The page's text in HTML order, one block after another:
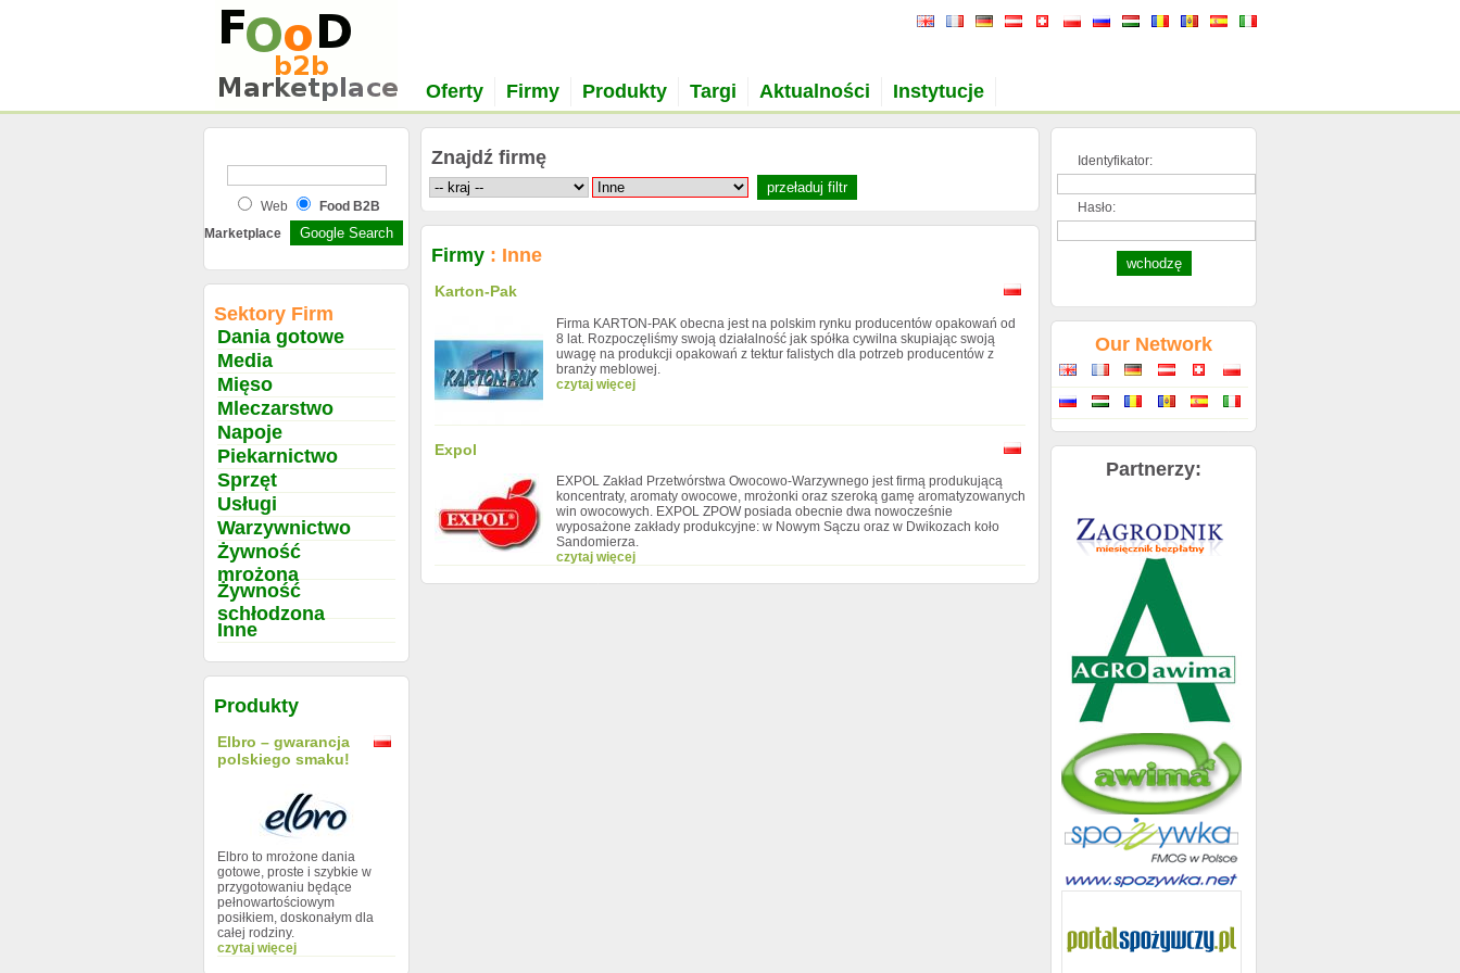
Oferty Firmy Produkty Targi Aktualności Instytucje
Identyfikator:
Hasło:
Our Network
Partnerzy:
Web
Food B2B
Marketplace
Sektory Firm
Dania gotowe
Media
Mięso
Mleczarstwo
Napoje
Piekarnictwo
Sprzęt
Usługi
Warzywnictwo
Żywność
mrożona
Żywność
schłodzona
Inne
Produkty
Elbro – gwarancja
polskiego smaku!
Elbro to mrożone dania
gotowe, proste i szybkie w
przygotowaniu będące
pełnowartościowym
posiłkiem, doskonałym dla
całej rodziny.
czytaj więcej
Znajdź firmę
Firmy : Inne
Karton-Pak
Firma KARTON-PAK obecna jest na polskim rynku producentów opakowań od
8 lat. Rozpoczęliśmy swoją działalność jak spółka cywilna skupiając swoją
uwagę na produkcji opakowań z tektur falistych dla potrzeb producentów z
branży meblowej.
czytaj więcej
Expol
EXPOL Zakład Przetwórstwa Owocowo-Warzywnego jest firmą produkującą
koncentraty, aromaty owocowe, mrożonki oraz szeroką gamę aromatyzowanych
win owocowych. EXPOL ZPOW posiada obecnie dwa nowocześnie
wyposażone zakłady produkcyjne: w Nowym Sączu oraz w Dwikozach koło
Sandomierza.
czytaj więcej